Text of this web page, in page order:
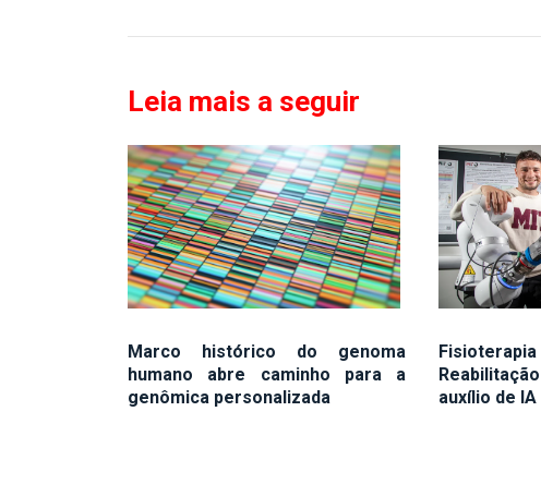
Leia mais a seguir
Marco histórico do genoma
humano abre caminho para a
genômica personalizada
auxílio de IA